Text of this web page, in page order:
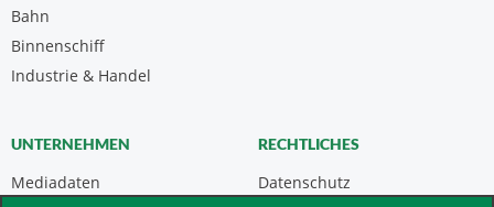
Bahn
Binnenschiff
Industrie & Handel
UNTERNEHMEN
Mediadaten
RECHTLICHES
Datenschutz